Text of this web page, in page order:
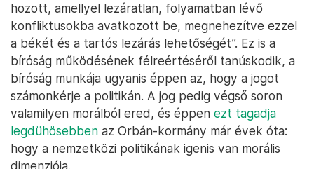
hozott, amellyel lezáratlan, folyamatban lévő
konfliktusokba avatkozott be, megnehezítve ezzel
a békét és a tartós lezárás lehetőségét”. Ez is a
bíróság működésének félreértéséről tanúskodik, a
bíróság munkája ugyanis éppen az, hogy a jogot
számonkérje a politikán. A jog pedig végső soron
valamilyen morálból ered, és éppen ezt tagadja
legdühösebben az Orbán-kormány már évek óta:
hogy a nemzetközi politikának igenis van morális
dimenziója.